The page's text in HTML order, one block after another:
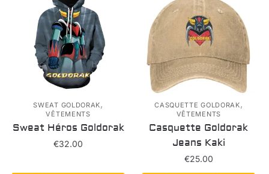
SWEAT GOLDORAK,
VÊTEMENTS
Sweat Héros Goldorak
€32.00
CASQUETTE GOLDORAK,
VÊTEMENTS
Casquette Goldorak
Jeans Kaki
€25.00